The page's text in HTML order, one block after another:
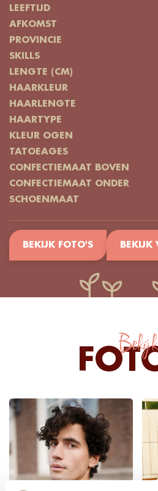
LEEFTIJD
AFKOMST
PROVINCIE
SKILLS
LENGTE (CM)
HAARKLEUR
HAARLENGTE
HAARTYPE
KLEUR OGEN
TATOEAGES
CONFECTIEMAAT BOVEN
CONFECTIEMAAT ONDER
SCHOENMAAT
BEKIJK FOTO'S BEKIJK
Bekijk